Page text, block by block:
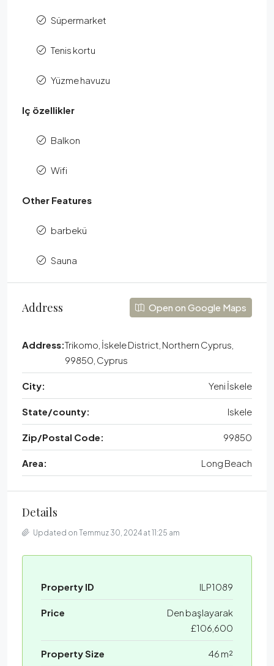
Süpermarket
Tenis kortu
Yüzme havuzu
Iç özellikler
Balkon
Wifi
Other Features
barbekü
Sauna
Address Open on Google Maps
Address:Trikomo, İskele District, Northern Cyprus,
99850, Cyprus
City: Yeni İskele
State/county: Iskele
Zip/Postal Code: 99850
Area: Long Beach
Details
Updated on Temmuz 30, 2024 at 11:25 am
Property ID ILP1089
Price
Den başlayarak
£106,600
Property Size 46 m²